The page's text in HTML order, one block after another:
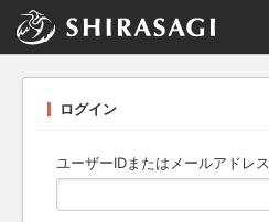
ログイン
ユーザーIDまたはメールアドレス